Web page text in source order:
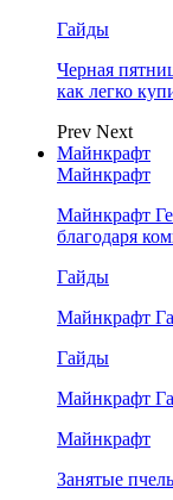
Гайды
Черная
как легко
Prev Next
Майнкрафт
Майнкрафт
Майнкрафт
благодаря
Гайды
Майнкрафт
Гайды
Майнкрафт
Майнкрафт
Занятые